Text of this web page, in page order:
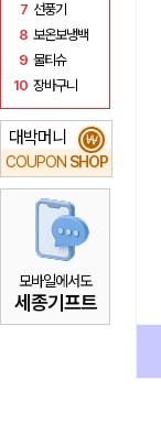
7 선풍기
8 보온보냉백
9 물티슈
10 장바구니
대박머니
COUPON SHOP
₩
모바일에서도
세종기프트